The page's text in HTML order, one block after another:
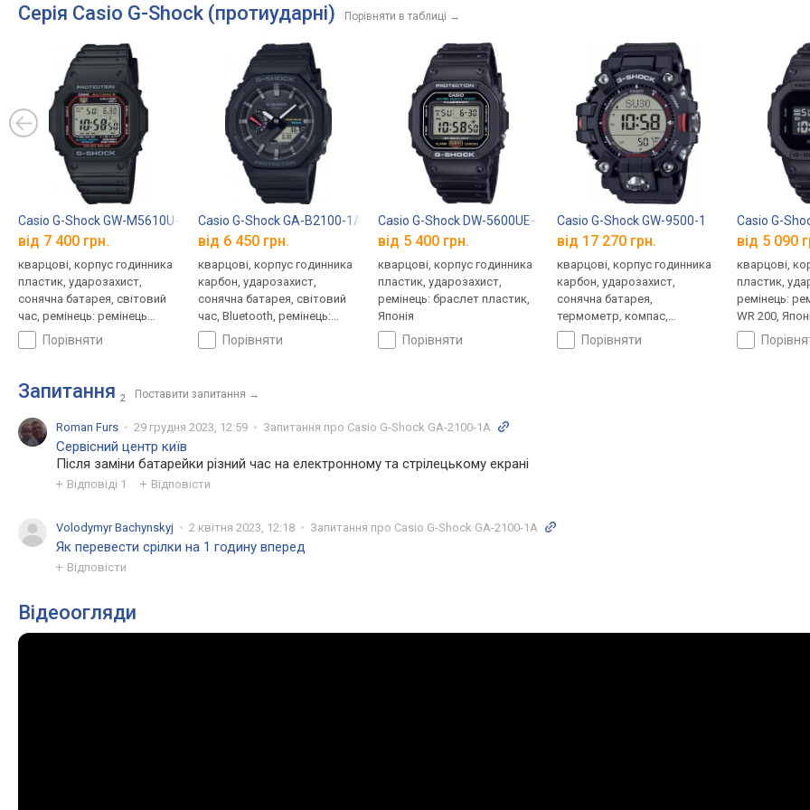
Серія Casio G-Shock (протиударні) Порівняти в таблиці →
Casio G-Shock GW-M5610U-1E
від 7 400 грн.
кварцові, корпус годинника
пластик, ударозахист,
сонячна батарея, світовий
час, ремінець: ремінець
каучук, WR 200, Японія
порівняти
Casio G-Shock GA-B2100-1A
від 6 450 грн.
кварцові, корпус годинника
карбон, ударозахист,
сонячна батарея, світовий
час, Bluetooth, ремінець:
браслет пластик, WR 200,
Японія
порівняти
Casio G-Shock DW-5600UE-1
від 5 400 грн.
кварцові, корпус годинника
пластик, ударозахист,
ремінець: браслет пластик,
Японія
порівняти
Casio G-Shock GW-9500-1
від 17 270 грн.
кварцові, корпус годинника
карбон, ударозахист,
сонячна батарея,
термометр, компас,
висотомір, барометр,
світовий час, ремінець:
порівняти
Casio G-
від 5 090
кварцові,
пластик,
ремінець:
WR 200,
Запитання 2 Поставити запитання →
Roman Furs 29 грудня 2023, 12:59 Запитання про Casio G-Shock GA-2100-1A
Сервісний центр київ
Після заміни батарейки різний час на електронному та стрілецькому екрані
Відповіді 1 Відповісти
Volodymyr Bachynskyj 2 квітня 2023, 12:18 Запитання про Casio G-Shock GA-2100-1A
Як перевести срілки на 1 годину вперед
Відповісти
Відеоогляди